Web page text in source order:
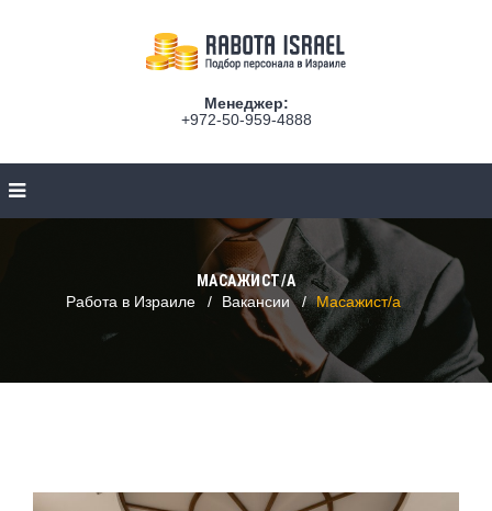
Менеджер:
+972-50-959-4888
МАСАЖИСТ/А
Работа в Израиле
Вакансии Масажист/а